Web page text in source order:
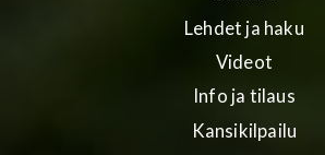
Lehdet ja haku
Videot
Info ja tilaus
Kansikilpailu